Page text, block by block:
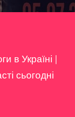
в Україні |
сьогодні